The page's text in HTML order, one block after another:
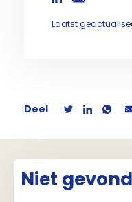
Laatst
Deel
Niet